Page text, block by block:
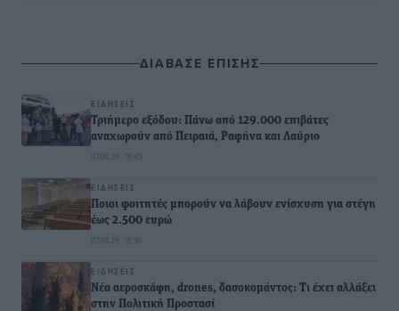
ΔΙΑΒΑΣΕ ΕΠΙΣΗΣ
ΕΙΔΉΣΕΙΣ
Τριήμερο εξόδου: Πάνω από 129.000 επιβάτες
αναχωρούν από Πειραιά, Ραφήνα και Λαύριο
07.08.26 · 18:45
ΕΙΔΉΣΕΙΣ
Ποιοι φοιτητές μπορούν να λάβουν ενίσχυση για στέγη
έως 2.500 ευρώ
07.08.26 · 18:10
ΕΙΔΉΣΕΙΣ
Νέα αεροσκάφη, drones, δασοκομάντος: Τι έχει αλλάξει
στην Πολιτική Προστασί